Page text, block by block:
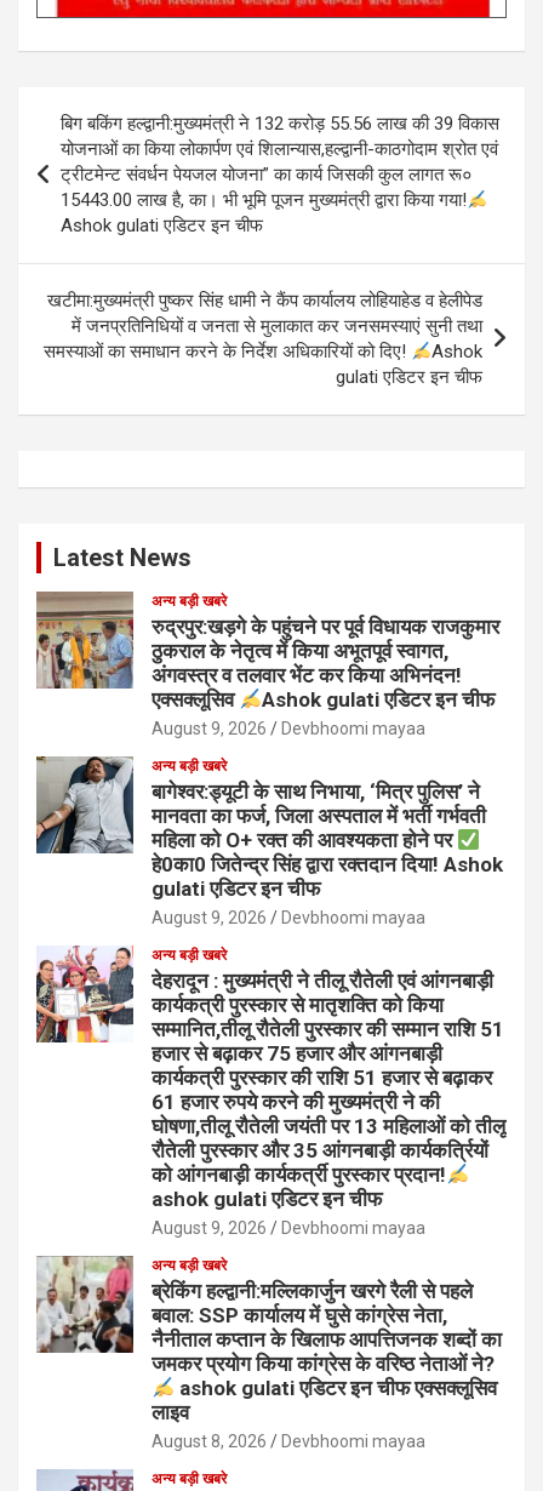
Post
navigation
बिग बकिंग हल्द्वानी:मुख्यमंत्री ने 132 करोड़ 55.56 लाख की 39 विकास
योजनाओं का किया लोकार्पण एवं शिलान्यास,हल्द्वानी-काठगोदाम श्रोत एवं
ट्रीटमेन्ट संवर्धन पेयजल योजना” का कार्य जिसकी कुल लागत रू०
15443.00 लाख है, का। भी भूमि पूजन मुख्यमंत्री द्वारा किया गया!
Ashok gulati एडिटर इन चीफ
खटीमा:मुख्यमंत्री पुष्कर सिंह धामी ने कैंप कार्यालय लोहियाहेड व हेलीपेड
में जनप्रतिनिधियों व जनता से मुलाकात कर जनसमस्याएं सुनी तथा
समस्याओं का समाधान करने के निर्देश अधिकारियों को दिए!
Ashok
gulati एडिटर इन चीफ
Latest News
अन्य बड़ी खबरे
रुद्रपुर:खड़गे के पहुंचने पर पूर्व विधायक राजकुमार
ठुकराल के नेतृत्व में किया अभूतपूर्व स्वागत,
अंगवस्त्र व तलवार भेंट कर किया अभिनंदन!
एक्सक्लूसिव
Ashok gulati एडिटर इन चीफ
August 9, 2026 Devbhoomi mayaa
अन्य बड़ी खबरे
बागेश्वर:ड्यूटी के साथ निभाया, ‘मित्र पुलिस’ ने
मानवता का फर्ज, जिला अस्पताल में भर्ती गर्भवती
महिला को O+ रक्त की आवश्यकता होने पर
हे0का0 जितेन्द्र सिंह द्वारा रक्तदान दिया! Ashok
gulati एडिटर इन चीफ
August 9, 2026 Devbhoomi mayaa
अन्य बड़ी खबरे
देहरादून : मुख्यमंत्री ने तीलू रौतेली एवं आंगनबाड़ी
कार्यकत्री पुरस्कार से मातृशक्ति को किया
सम्मानित,तीलू रौतेली पुरस्कार की सम्मान राशि 51
हजार से बढ़ाकर 75 हजार और आंगनबाड़ी
कार्यकत्री पुरस्कार की राशि 51 हजार से बढ़ाकर
61 हजार रुपये करने की मुख्यमंत्री ने की
घोषणा,तीलू रौतेली जयंती पर 13 महिलाओं को तीलू
रौतेली पुरस्कार और 35 आंगनबाड़ी कार्यकर्त्रियों
को आंगनबाड़ी कार्यकर्त्री पुरस्कार प्रदान!
ashok gulati एडिटर इन चीफ
August 9, 2026 Devbhoomi mayaa
अन्य बड़ी खबरे
ब्रेकिंग हल्द्वानी:मल्लिकार्जुन खरगे रैली से पहले
बवाल: SSP कार्यालय में घुसे कांग्रेस नेता,
नैनीताल कप्तान के खिलाफ आपत्तिजनक शब्दों का
जमकर प्रयोग किया कांग्रेस के वरिष्ठ नेताओं ने?
ashok gulati एडिटर इन चीफ एक्सक्लूसिव
लाइव
August 8, 2026 Devbhoomi mayaa
अन्य बड़ी खबरे